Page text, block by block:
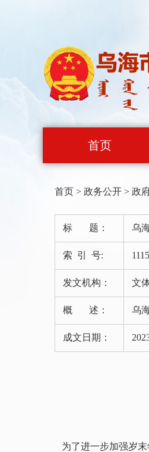
首页
首页 > 政务公开 > 政
标 题： 乌
索 引 号:
发文机构： 文
概 述： 乌
成文日期：
为了进一步加强岁末